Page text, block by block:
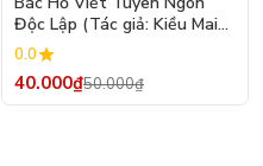
Độc Lập (Tác giả: Kiều Mai
Sơn)
0.0
40.000₫50.000₫